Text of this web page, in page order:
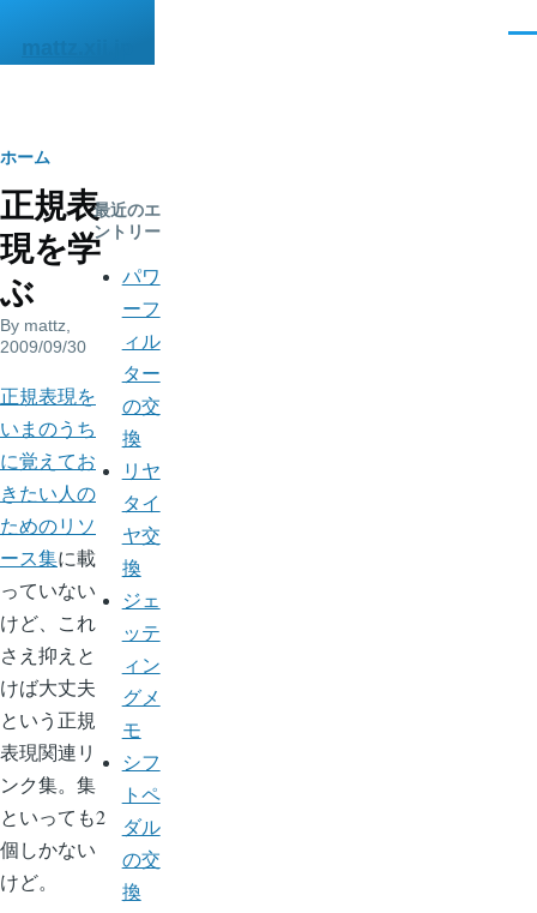
mattz.xii.jp
パ
ン
く
ず
ホーム
正規表
現を学
ぶ
By mattz
2009/09/30
正規表現を
いまのうち
に覚えてお
きたい人の
ためのリソ
ース集に載
っていない
けど、これ
さえ抑えと
けば大丈夫
という正規
表現関連リ
ンク集。集
といっても2
個しかない
けど。
最近のエ
ントリー
パワ
ーフ
ィル
ター
の交
換
リヤ
タイ
ヤ交
換
ジェ
ッテ
ィン
グメ
モ
シフ
トペ
ダル
の交
換